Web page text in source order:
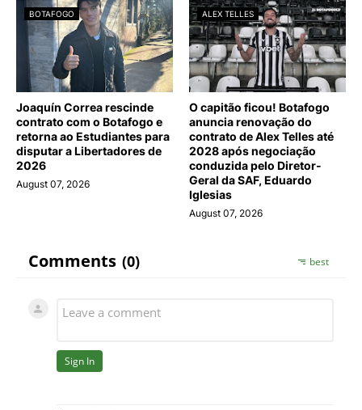
BOTAFOGO
Joaquín Correa rescinde
contrato com o Botafogo e
retorna ao Estudiantes para
disputar a Libertadores de
2026
August 07, 2026
ALEX TELLES
O capitão ficou! Botafogo
anuncia renovação do
contrato de Alex Telles até
2028 após negociação
conduzida pelo Diretor-
Geral da SAF, Eduardo
Iglesias
August 07, 2026